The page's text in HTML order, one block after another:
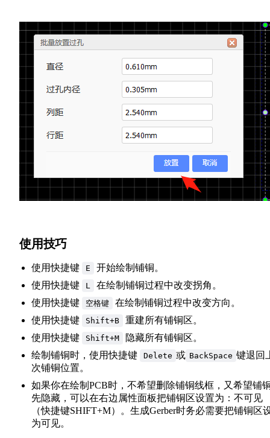
使用技巧
使用快捷键 E
开始绘制铺铜。
使用快捷键
L
在绘制铺铜过程中改变拐角。
使用快捷键
空格键
在绘制铺铜过程中改变方向。
使用快捷键
Shift+B
重建所有铺铜区。
使用快捷键
Shift+M
隐藏所有铺铜区。
绘制铺铜时，使用快捷键
Delete 或 BackSpace 键退回
次铺铜位置。
如果你在绘制PCB时，不希望删除铺铜线框，又希望铺
先隐藏，可以在右边属性面板把铺铜区设置为：不可见
（快捷键SHIFT+M）。生成Gerber时务必需要把铺铜区
为可见。